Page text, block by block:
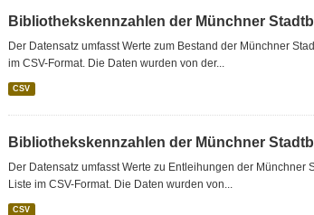
Bibliothekskennzahlen der Münchner
Der Datensatz umfasst Werte zum Bestand der Münchner
im CSV-Format. Die Daten wurden von der...
CSV
Bibliothekskennzahlen der Münchner
Der Datensatz umfasst Werte zu Entleihungen der
Liste im CSV-Format. Die Daten wurden von...
CSV